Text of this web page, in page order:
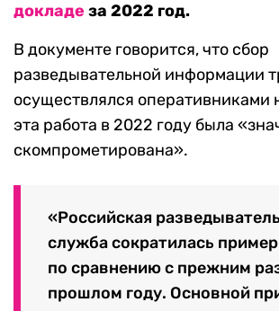
докладе за 2022 год.
В документе говорится, что сбор
разведывательной информации
осуществлялся оперативниками
эта работа в 2022 году была
скомпрометирована».
«Российская
служба сократилась
по сравнению с прежним
прошлом году. Основной